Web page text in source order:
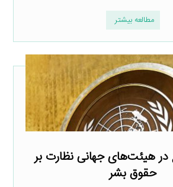
مطالعه بیشتر
در هیئت‌های جهانی نظارت بر
حقوق بشر